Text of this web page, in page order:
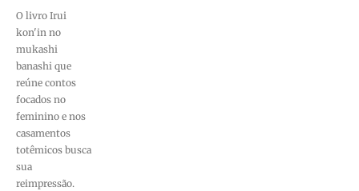
O livro Irui
kon'in no
mukashi
banashi que
reúne contos
focados no
feminino e nos
casamentos
totêmicos busca
sua
reimpressão.